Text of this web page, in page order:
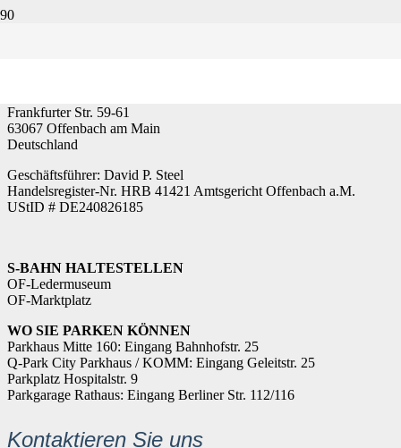
Frankfurter Str. 59-61
63067 Offenbach am Main
Deutschland
Geschäftsführer: David P. Steel
Handelsregister-Nr. HRB 41421 Amtsgericht Offenbach a.M.
UStID # DE240826185
S-BAHN HALTESTELLEN
OF-Ledermuseum
OF-Marktplatz
WO SIE PARKEN KÖNNEN
Parkhaus Mitte 160: Eingang Bahnhofstr. 25
Q-Park City Parkhaus / KOMM: Eingang Geleitstr. 25
Parkplatz Hospitalstr. 9
Parkgarage Rathaus: Eingang Berliner Str. 112/116
Kontaktieren Sie uns